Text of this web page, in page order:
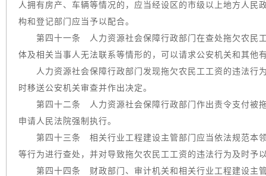
人拥有房产、车辆等情况的，应当经设区的市级以上地方人民
构和登记部门应当予以配合。
第四十一条 人力资源社会保障行政部门在查处拖欠农民工
体及相关当事人无法联系等情形的，可以请求公安机关和其他
人力资源社会保障行政部门发现拖欠农民工工资的违法行
时移送公安机关审查并作出决定。
第四十二条 人力资源社会保障行政部门作出责令支付被拖
申请人民法院强制执行。
第四十三条 相关行业工程建设主管部门应当依法规范本领
等行为进行查处，并对导致拖欠农民工工资的违法行为及时予
第四十四条 财政部门、审计机关和相关行业工程建设主管